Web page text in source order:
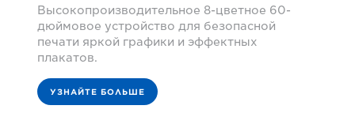
Высокопроизводительное 8-цветное 60-
дюймовое устройство для безопасной
печати яркой графики и эффектных
плакатов.
УЗНАЙТЕ БОЛЬШЕ